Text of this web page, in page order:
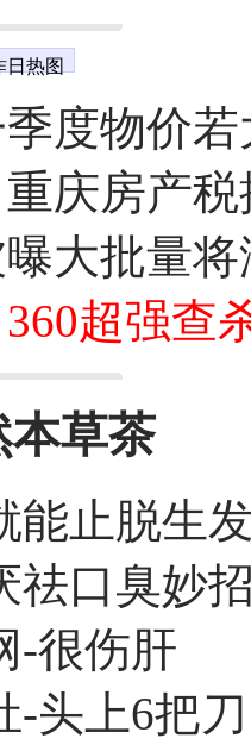
日热图
度物价
庆房产
大批量
超强查
本草茶
能止脱生
祛口臭妙
-很伤肝
-头上6把刀